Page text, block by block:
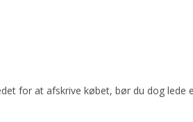
for at afskrive købet, bør du dog lede